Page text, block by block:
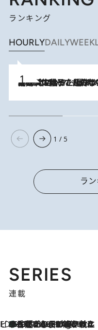
ランキング
HOURLYDAILY
2026.8.5
【阿川佐和子さんの年とる力】なぜ70代で始めた趣味は“こんなに楽しい”のか？ ピアノ、俳句…スランプに陥っても続けられる“ある秘訣”とは
1 / 5
ラ
SERIES
連載
ビューティいいもの集め EDITORS' BEST
17 Minutes Ago
35℃超えの日の夜、枕にひと吹き！ BAUMのルームスプレーが、ひのきの香りで心まで解きほぐす